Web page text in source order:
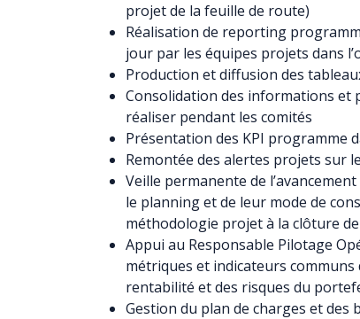
projet de la feuille de route)
Réalisation de reporting
jour par les équipes projets dans
Production et diffusion des
Consolidation des informations et
réaliser pendant les comités
Présentation des KPI programme
Remontée des alertes projets sur
Veille permanente de
le planning et de leur mode de
méthodologie projet à la clôture
Appui au Responsable Pilotage
métriques et indicateurs
rentabilité et des risques du
Gestion du plan de charges et des